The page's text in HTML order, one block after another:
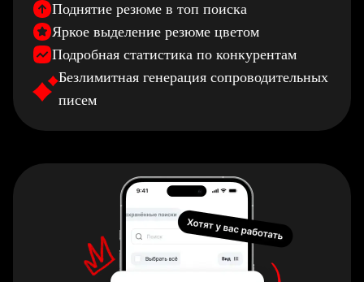
Поднятие резюме в топ поиска
Яркое выделение резюме цветом
Подробная статистика по конкурентам
Безлимитная генерация сопроводительных
писем